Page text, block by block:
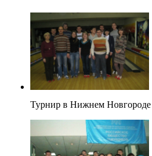
Турнир в Нижнем Новгороде